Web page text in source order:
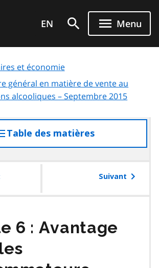
EN Menu
et économie
général en matière de vente au
alcooliques – Septembre 2015
Table des matières
à
table
Suivant
6 : Avantage